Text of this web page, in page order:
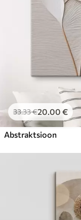
33.33€20.00 €
Abstraktsioon